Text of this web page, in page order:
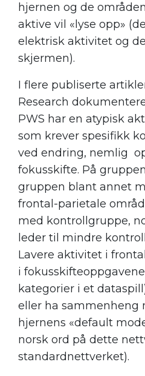
hjernen og de
aktive vil «lyse opp»
elektrisk aktivitet og
skjermen).
I flere publiserte
Research
PWS har en atypisk
som krever spesifikk
ved endring, nemlig
fokusskifte. På
gruppen blant annet
frontal-parietale
med kontrollgruppe,
leder til mindre
Lavere aktivitet i
i
kategorier i et
eller ha sammenheng
hjernens «default
norsk ord på dette
standardnettverket).